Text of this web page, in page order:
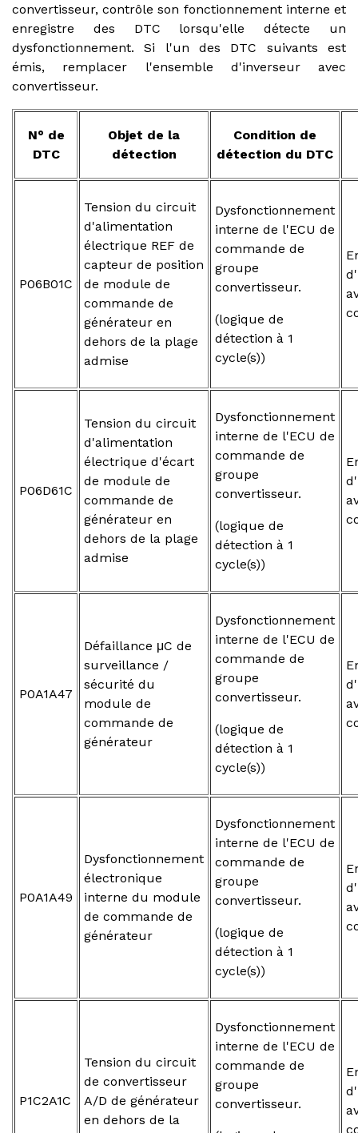
convertisseur, contrôle son fonctionnement interne et
enregistre des DTC lorsqu'elle détecte un
dysfonctionnement. Si l'un des DTC suivants est
émis, remplacer l'ensemble d'inverseur avec
convertisseur.
N° de
DTC
Objet de la
détection
Condition de
détection du DTC
P06B01C
Tension du circuit
d'alimentation
électrique REF de
capteur de position
de module de
commande de
générateur en
dehors de la plage
admise
Dysfonctionnement
interne de l'ECU de
commande de
groupe
convertisseur.
(logique de
détection à 1
cycle(s))
P06D61C
Tension du circuit
d'alimentation
électrique d'écart
de module de
commande de
générateur en
dehors de la plage
admise
Dysfonctionnement
interne de l'ECU de
commande de
groupe
convertisseur.
(logique de
détection à 1
cycle(s))
P0A1A47
Défaillance μC de
surveillance /
sécurité du
module de
commande de
générateur
Dysfonctionnement
interne de l'ECU de
commande de
groupe
convertisseur.
(logique de
détection à 1
cycle(s))
P0A1A49
Dysfonctionnement
électronique
interne du module
de commande de
générateur
Dysfonctionnement
interne de l'ECU de
commande de
groupe
convertisseur.
(logique de
détection à 1
cycle(s))
P1C2A1C
Tension du circuit
de convertisseur
A/D de générateur
en dehors de la
Dysfonctionnement
interne de l'ECU de
commande de
groupe
convertisseur.